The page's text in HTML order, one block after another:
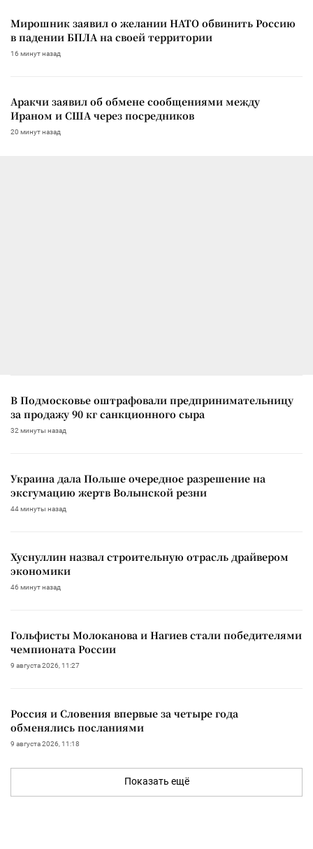
Мирошник заявил о желании НАТО обвинить Россию
в падении БПЛА на своей территории
16 минут назад
Аракчи заявил об обмене сообщениями между
Ираном и США через посредников
20 минут назад
В Подмосковье оштрафовали предпринимательницу
за продажу 90 кг санкционного сыра
32 минуты назад
Украина дала Польше очередное разрешение на
эксгумацию жертв Волынской резни
44 минуты назад
Хуснуллин назвал строительную отрасль драйвером
экономики
46 минут назад
Гольфисты Молоканова и Нагиев стали победителями
чемпионата России
9 августа 2026, 11:27
Россия и Словения впервые за четыре года
обменялись посланиями
9 августа 2026, 11:18
Показать ещё